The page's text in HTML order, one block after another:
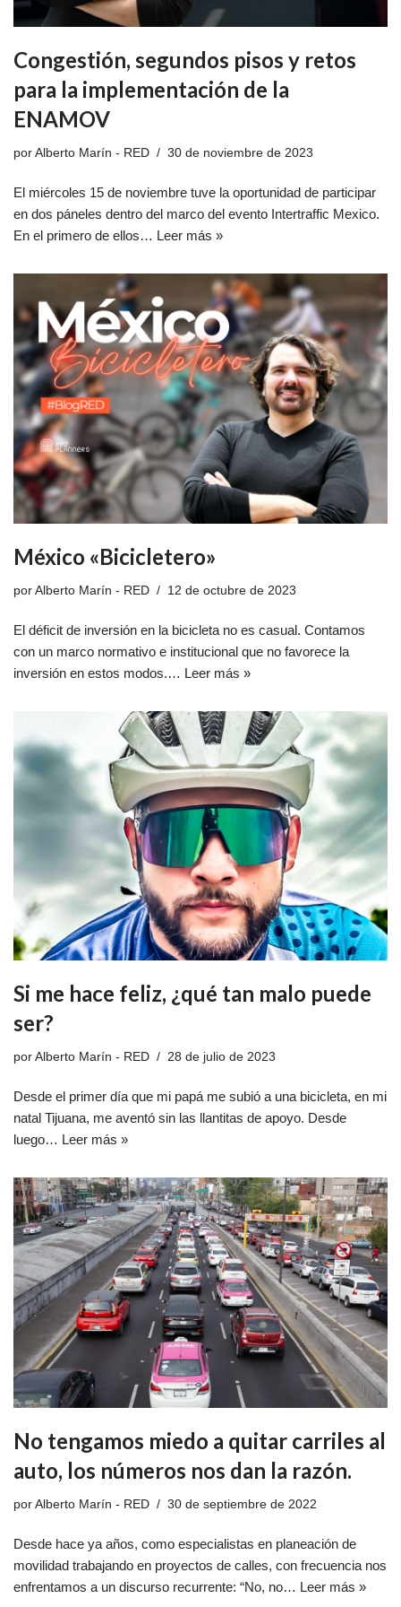
Congestión, segundos pisos y retos
para la implementación de la
ENAMOV
por Alberto Marín - RED 30 de noviembre de 2023
El miércoles 15 de noviembre tuve la oportunidad de participar
en dos páneles dentro del marco del evento Intertraffic Mexico.
En el primero de ellos… Leer más »
México «Bicicletero»
por Alberto Marín - RED 12 de octubre de 2023
El déficit de inversión en la bicicleta no es casual. Contamos
con un marco normativo e institucional que no favorece la
inversión en estos modos.… Leer más »
Si me hace feliz, ¿qué tan malo puede
ser?
por Alberto Marín - RED 28 de julio de 2023
Desde el primer día que mi papá me subió a una bicicleta, en mi
natal Tijuana, me aventó sin las llantitas de apoyo. Desde
luego… Leer más »
No tengamos miedo a quitar carriles al
auto, los números nos dan la razón.
por Alberto Marín - RED 30 de septiembre de 2022
Desde hace ya años, como especialistas en planeación de
movilidad trabajando en proyectos de calles, con frecuencia nos
enfrentamos a un discurso recurrente: “No, no… Leer más »